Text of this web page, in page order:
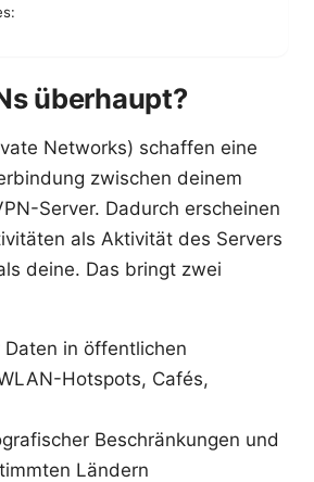
überhaupt?
Networks) schaffen eine
zwischen deinem
Server. Dadurch erscheinen
als Aktivität des Servers
deine. Das bringt zwei
in öffentlichen
Hotspots, Cafés,
Beschränkungen und
Ländern